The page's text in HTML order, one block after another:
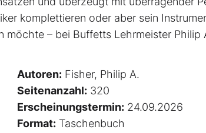
komplettieren oder aber sein
möchte – bei Buffetts Lehrmeister Philip
Autoren: Fisher, Philip A.
Seitenanzahl: 320
Erscheinungstermin: 24.09.2026
Format: Taschenbuch